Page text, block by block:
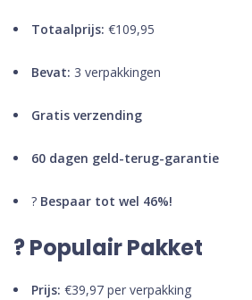
Totaalprijs: €109,95
Bevat: 3 verpakkingen
Gratis verzending
60 dagen geld-terug-garantie
? Bespaar tot wel 46%!
? Populair Pakket
Prijs: €39,97 per verpakking